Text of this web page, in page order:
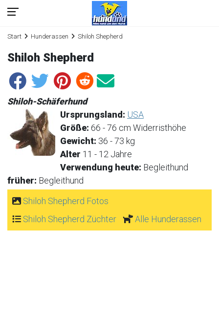
Start Hunderassen Shiloh Shepherd
Shiloh Shepherd
Shiloh-Schäferhund
Ursprungsland: USA
Größe: 66 - 76 cm Widerristhöhe
Gewicht: 36 - 73 kg
Alter 11 - 12 Jahre
Verwendung heute: Begleithund
früher: Begleithund
Shiloh Shepherd Fotos
Shiloh Shepherd Züchter
Alle Hunderassen